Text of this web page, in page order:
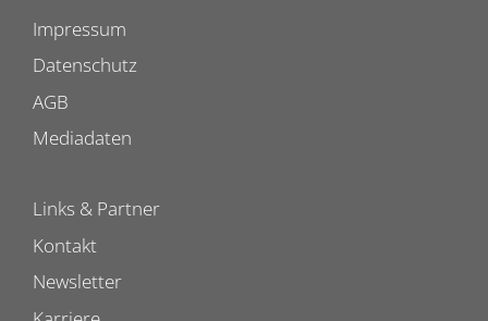
Impressum
Datenschutz
AGB
Mediadaten
Links & Partner
Kontakt
Newsletter